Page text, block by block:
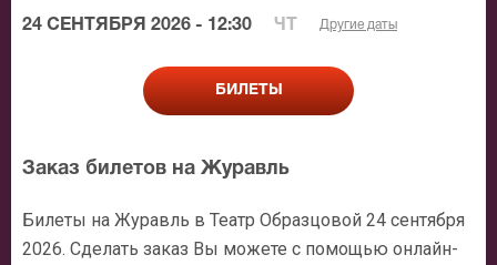
24 СЕНТЯБРЯ 2026 - 12:30 ЧТ Другие даты
БИЛЕТЫ
Заказ билетов на Журавль
Билеты на Журавль в Театр Образцовой 24 сентября
2026. Сделать заказ Вы можете с помощью онлайн-